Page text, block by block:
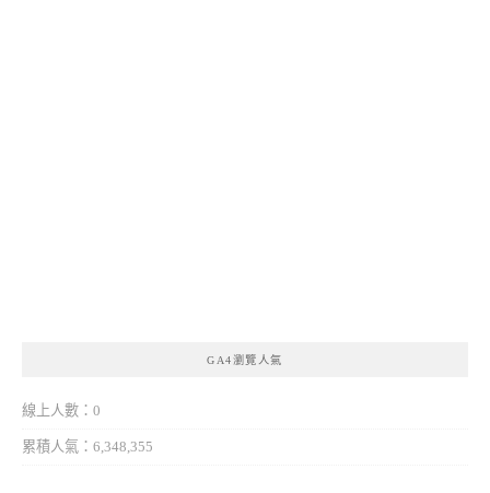
GA4瀏覽人氣
線上人數：0
累積人氣：6,348,355